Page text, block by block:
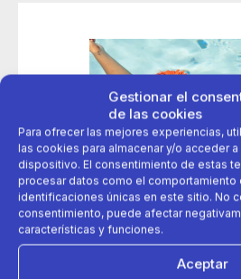
Gestionar el
de las cookies
Para ofrecer las mejores experiencias,
las cookies para almacenar y/o acceder
dispositivo. El consentimiento de estas
procesar datos como el comportamiento
identificaciones únicas en este sitio. No
consentimiento, puede afectar
características y funciones.
Aceptar